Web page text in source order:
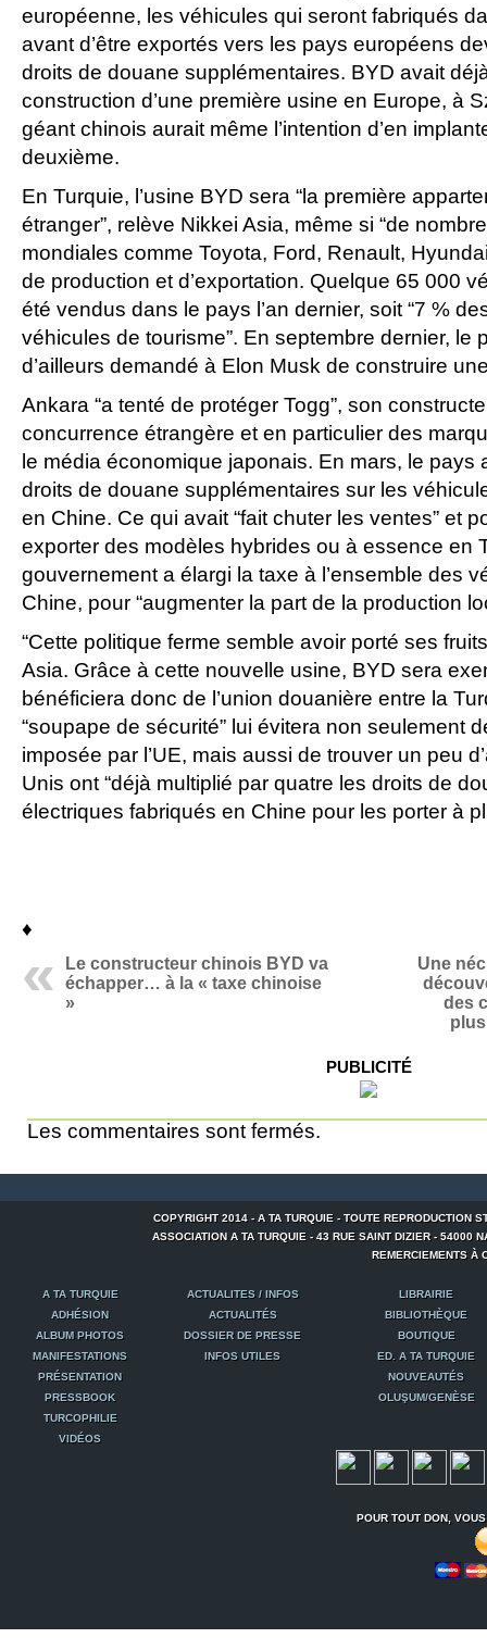
européenne, les véhicules qui seront fabriqués
avant d’être exportés vers les pays européens
droits de douane supplémentaires. BYD avait
construction d’une première usine en Europe, à
géant chinois aurait même l’intention d’en
deuxième.
En Turquie, l’usine BYD sera “la première
étranger”, relève Nikkei Asia, même si “de
mondiales comme Toyota, Ford, Renault,
de production et d’exportation. Quelque 65 000
été vendus dans le pays l’an dernier, soit “7 %
véhicules de tourisme”. En septembre dernier, le
d’ailleurs demandé à Elon Musk de construire
Ankara “a tenté de protéger Togg”, son
concurrence étrangère et en particulier des
le média économique japonais. En mars, le pays
droits de douane supplémentaires sur les
en Chine. Ce qui avait “fait chuter les ventes” et
exporter des modèles hybrides ou à essence en
gouvernement a élargi la taxe à l’ensemble des
Chine, pour “augmenter la part de la production
“Cette politique ferme semble avoir porté ses
Asia. Grâce à cette nouvelle usine, BYD sera
bénéficiera donc de l’union douanière entre la
“soupape de sécurité” lui évitera non seulement
imposée par l’UE, mais aussi de trouver un peu
Unis ont “déjà multiplié par quatre les droits de
électriques fabriqués en Chine pour les porter à
♦
Le constructeur chinois BYD va
échapper… à la « taxe chinoise
»
Une
des
PUBLICITÉ
Les commentaires sont fermés.
COPYRIGHT 2014 - A TA TURQUIE - TOUTE REPRODUCTION
ASSOCIATION A TA TURQUIE - 43 RUE SAINT DIZIER -
REMERCIEMENTS À
A TA TURQUIE ACTUALITES / INFOS
LIBRAIRIE
ADHÉSION
ACTUALITÉS
BIBLIOTHÈQUE
ALBUM PHOTOS
DOSSIER DE PRESSE
BOUTIQUE
MANIFESTATIONS
INFOS UTILES
ED. A TA TURQUIE
PRÉSENTATION
NOUVEAUTÉS
PRESSBOOK
OLUŞUM/GENÈSE
TURCOPHILIE
VIDÉOS
POUR TOUT DON,